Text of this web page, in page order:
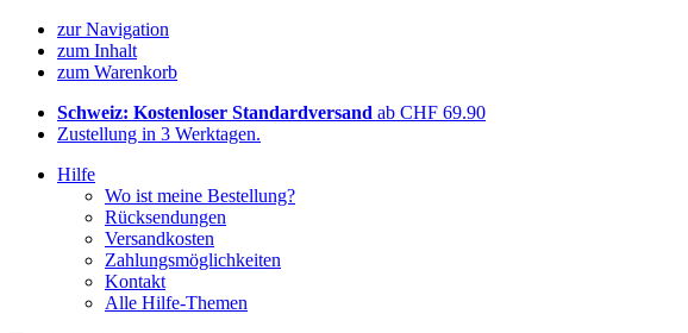
zur Navigation
zum Inhalt
zum Warenkorb
Schweiz: Kostenloser Standardversand ab CHF 69.90
Zustellung in 3 Werktagen.
Hilfe
Wo ist meine Bestellung?
Rücksendungen
Versandkosten
Zahlungsmöglichkeiten
Kontakt
Alle Hilfe-Themen